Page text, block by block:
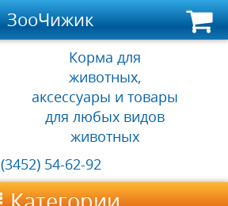
ЗооЧижик
Корма для
животных,
аксессуары и товары
для любых видов
животных
(3452) 54-62-92